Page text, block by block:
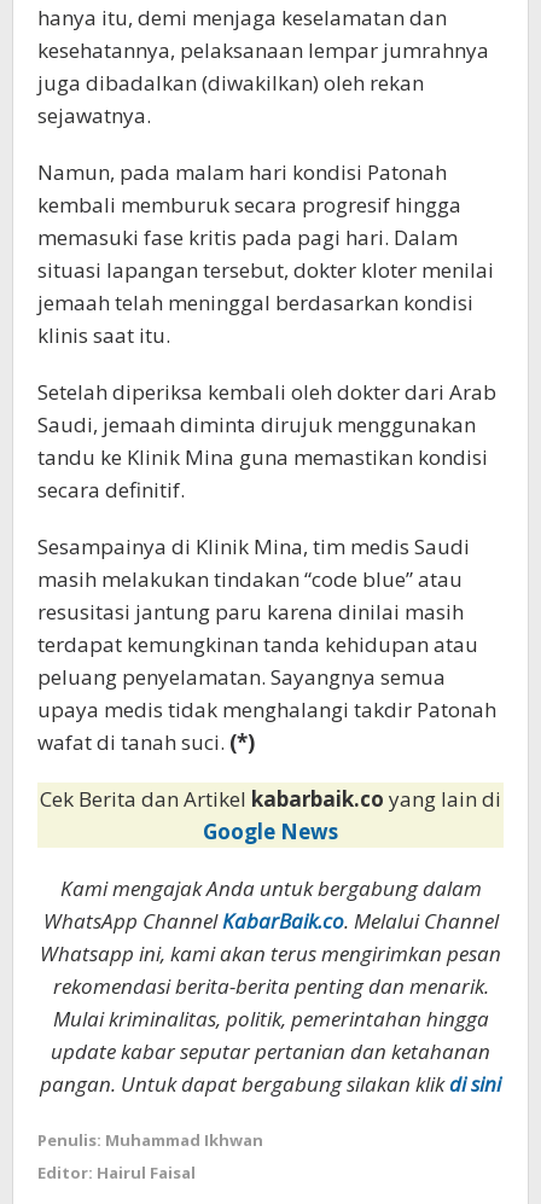
hanya itu, demi menjaga keselamatan dan
kesehatannya, pelaksanaan lempar jumrahnya
juga dibadalkan (diwakilkan) oleh rekan
sejawatnya.
Namun, pada malam hari kondisi Patonah
kembali memburuk secara progresif hingga
memasuki fase kritis pada pagi hari. Dalam
situasi lapangan tersebut, dokter kloter menilai
jemaah telah meninggal berdasarkan kondisi
klinis saat itu.
Setelah diperiksa kembali oleh dokter dari Arab
Saudi, jemaah diminta dirujuk menggunakan
tandu ke Klinik Mina guna memastikan kondisi
secara definitif.
Sesampainya di Klinik Mina, tim medis Saudi
masih melakukan tindakan “code blue” atau
resusitasi jantung paru karena dinilai masih
terdapat kemungkinan tanda kehidupan atau
peluang penyelamatan. Sayangnya semua
upaya medis tidak menghalangi takdir Patonah
wafat di tanah suci. (*)
Cek Berita dan Artikel kabarbaik.co yang lain di
Google News
Kami mengajak Anda untuk bergabung dalam
WhatsApp ChannelKabarBaik.co. Melalui Channel
Whatsapp ini, kami akan terus mengirimkan pesan
rekomendasi berita-berita penting dan menarik.
Mulai kriminalitas, politik, pemerintahan hingga
update kabar seputar pertanian dan ketahanan
pangan. Untuk dapat bergabung silakan klikdi sini
Penulis: Muhammad Ikhwan
Editor: Hairul Faisal